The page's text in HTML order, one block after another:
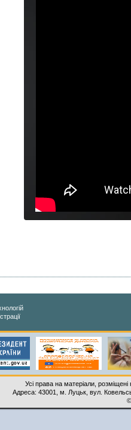
Усі права на матеріали,
Адреса: 43001, м. Луцьк, вул.